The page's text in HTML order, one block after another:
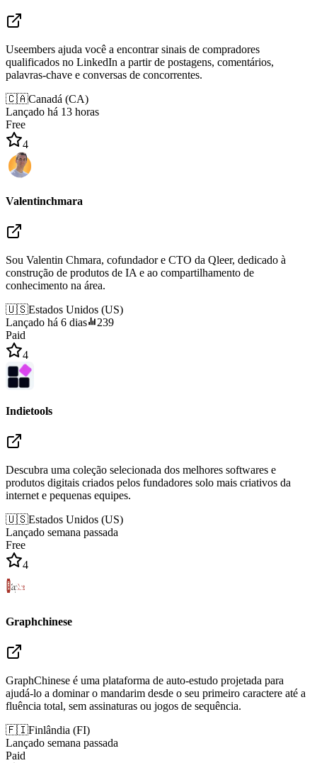
Useembers ajuda você a encontrar sinais de compradores
qualificados no LinkedIn a partir de postagens, comentários,
palavras-chave e conversas de concorrentes.
🇨🇦Canadá (CA)
Lançado há 13 horas
Free
4
Valentinchmara
Sou Valentin Chmara, cofundador e CTO da Qleer, dedicado à
construção de produtos de IA e ao compartilhamento de
conhecimento na área.
🇺🇸Estados Unidos (US)
Lançado há 6 dias
239
Paid
4
Indietools
Descubra uma coleção selecionada dos melhores softwares e
produtos digitais criados pelos fundadores solo mais criativos da
internet e pequenas equipes.
🇺🇸Estados Unidos (US)
Lançado semana passada
Free
4
Graphchinese
GraphChinese é uma plataforma de auto-estudo projetada para
ajudá-lo a dominar o mandarim desde o seu primeiro caractere até a
fluência total, sem assinaturas ou jogos de sequência.
🇫🇮Finlândia (FI)
Lançado semana passada
Paid